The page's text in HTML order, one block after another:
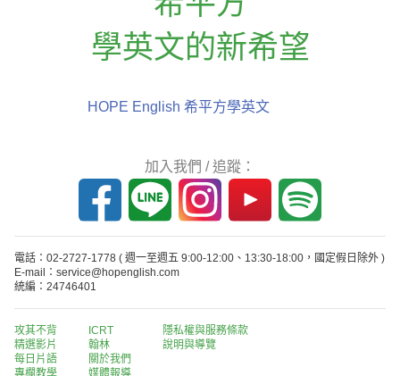
學英文的新希望
HOPE English 希平方學英文
加入我們 / 追蹤：
電話：02-2727-1778 ( 週一至週五 9:00-12:00、13:30-18:00，國定假日除外 )
E-mail：service@hopenglish.com
統編：24746401
攻其不背
精選影片
每日片語
專欄教學
ICRT
翰林
關於我們
媒體報導
隱私權與服務條款
說明與導覽